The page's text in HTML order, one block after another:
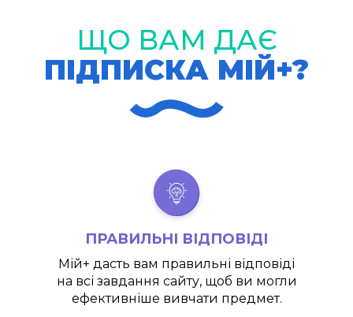
ЩО ВАМ ДАЄ
ПІДПИСКА МІЙ+?
ПРАВИЛЬНІ ВІДПОВІДІ
Мій+ дасть вам правильні відповіді
на всі завдання сайту, щоб ви могли
ефективніше вивчати предмет.